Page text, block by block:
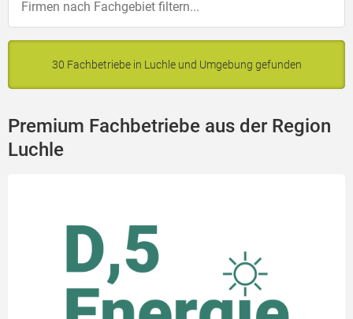
30 Fachbetriebe in Luchle und Umgebung gefunden
Premium Fachbetriebe aus der Region
Luchle